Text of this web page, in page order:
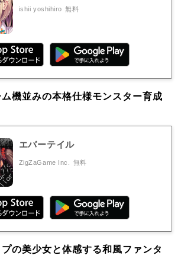
ishii yoshihiro 無料
機並みの本格仕様モンスター育成
エバーテイル
ZigZaGame Inc. 無料
の美少女と体感する和風ファンタ